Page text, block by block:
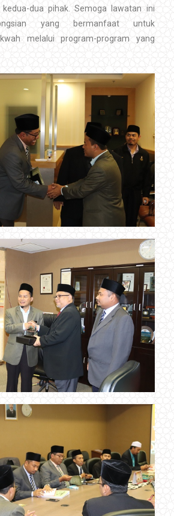
dua pihak. Semoga lawatan ini
yang bermanfaat untuk
melalui program-program yang